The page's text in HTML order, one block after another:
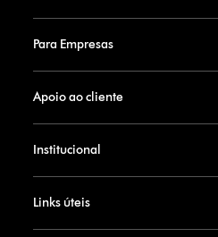
Para Empresas
Apoio ao cliente
Institucional
Links úteis